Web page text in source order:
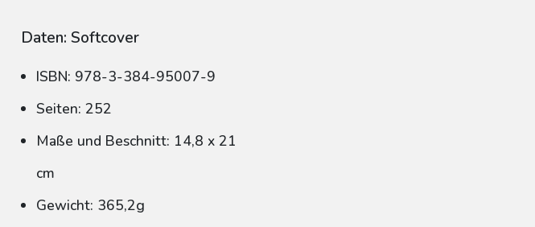
Daten: Softcover
ISBN: 978-3-384-95007-9
Seiten: 252
Maße und Beschnitt: 14,8 x 21
cm
Gewicht: 365,2g